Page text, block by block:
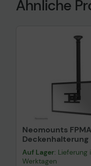
Ähnliche
Neomounts
Deckenhalterung
Auf Lager: Lieferung
Werktagen